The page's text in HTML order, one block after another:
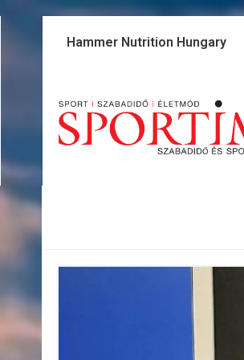
Hammer Nutrition Hungary